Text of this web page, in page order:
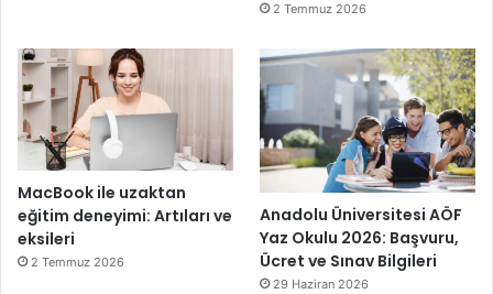
2 Temmuz 2026
MacBook ile uzaktan
eğitim deneyimi: Artıları ve
eksileri
2 Temmuz 2026
Anadolu Üniversitesi AÖF
Yaz Okulu 2026: Başvuru,
Ücret ve Sınav Bilgileri
29 Haziran 2026